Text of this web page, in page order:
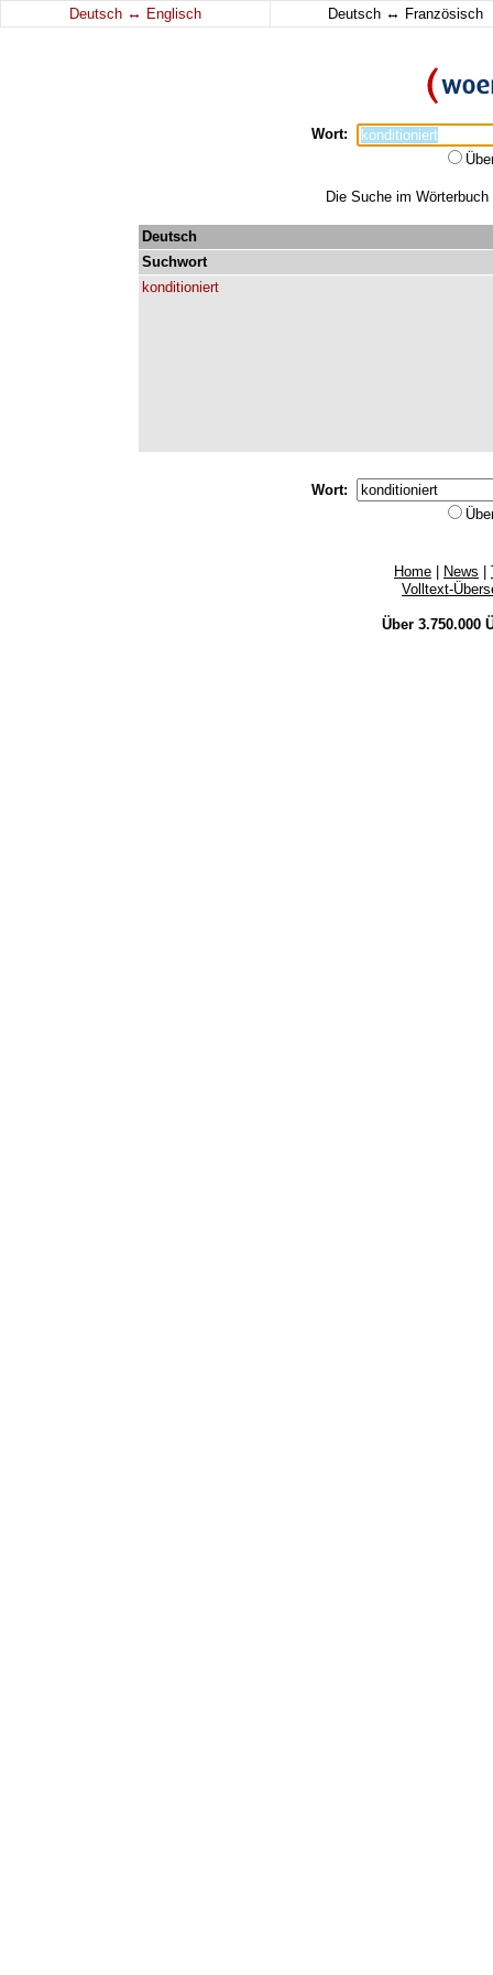
Deutsch ↔ Englisch Deutsch ↔ Französisch
Wort:
Die Suche im
Deutsch
Suchwort
konditioniert
Wort:
Home News
Volltext-
Über 3.750.000